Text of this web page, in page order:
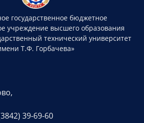
государственное бюджетное
учреждение высшего образования
технический университет
Т.Ф. Горбачева»
39-69-60